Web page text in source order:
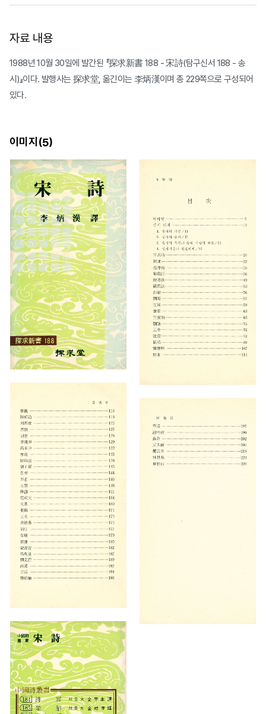
자료 내용
1988년 10월 30일에 발간된 『探求新書 188 - 宋詩(탐구신서 188 - 송
시)』이다. 발행사는 探求堂, 옮긴이는 李炳漢이며 총 229쪽으로 구성되어
있다.
이미지(5)